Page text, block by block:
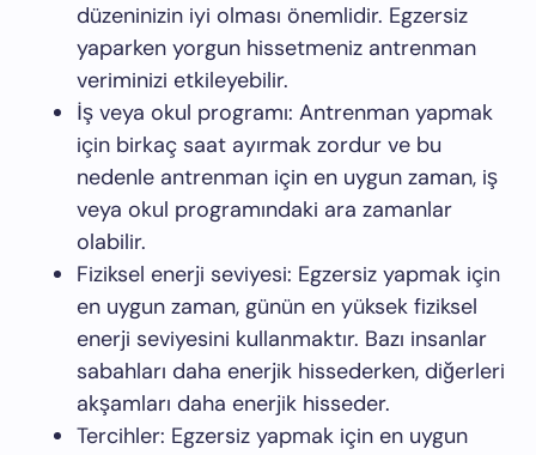
düzeninizin iyi olması önemlidir. Egzersiz
yaparken yorgun hissetmeniz antrenman
veriminizi etkileyebilir.
İş veya okul programı: Antrenman yapmak
için birkaç saat ayırmak zordur ve bu
nedenle antrenman için en uygun zaman, iş
veya okul programındaki ara zamanlar
olabilir.
Fiziksel enerji seviyesi: Egzersiz yapmak için
en uygun zaman, günün en yüksek fiziksel
enerji seviyesini kullanmaktır. Bazı insanlar
sabahları daha enerjik hissederken, diğerleri
akşamları daha enerjik hisseder.
Tercihler: Egzersiz yapmak için en uygun